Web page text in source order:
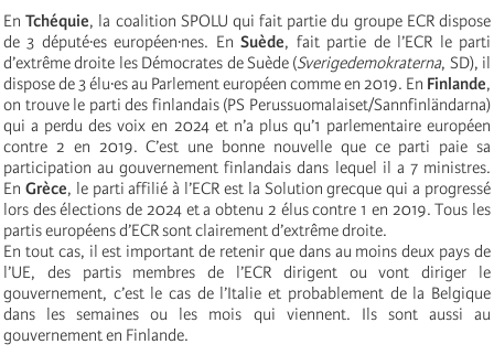
EnTchéquie, la coalition SPOLU qui fait partie du groupe ECR dispose
de 3 député·es européen·nes. EnSuède, fait partie de l’ECR le parti
d’extrême droite les Démocrates de Suède (Sverigedemokraterna, SD), il
dispose de 3 élu·es au Parlement européen comme en 2019. En Finlande,
on trouve le parti des finlandais (PS Perussuomalaiset/Sannfinländarna)
qui a perdu des voix en 2024 et n’a plus qu’1 parlementaire européen
contre 2 en 2019. C’est une bonne nouvelle que ce parti paie sa
participation au gouvernement finlandais dans lequel il a 7 ministres.
En Grèce, le parti affilié à l’ECR est la Solution grecque qui a progressé
lors des élections de 2024 et a obtenu 2 élus contre 1 en 2019. Tous les
partis européens d’ECR sont clairement d’extrême droite.
En tout cas, il est important de retenir que dans au moins deux pays de
l’UE, des partis membres de l’ECR dirigent ou vont diriger le
gouvernement, c’est le cas de l’Italie et probablement de la Belgique
dans les semaines ou les mois qui viennent. Ils sont aussi au
gouvernement en Finlande.